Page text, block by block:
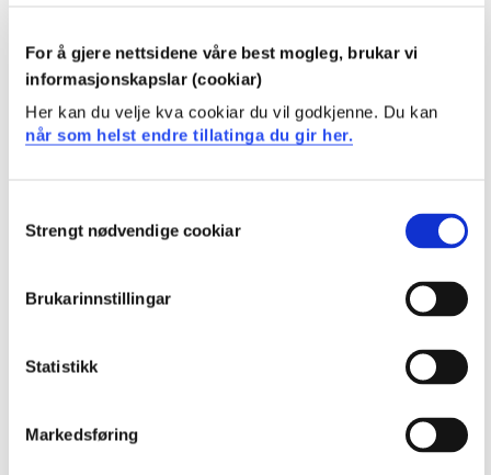
For å gjere nettsidene våre best mogleg, brukar vi
informasjonskapslar (cookiar)
Her kan du velje kva cookiar du vil godkjenne. Du kan
når som helst endre tillatinga du gir her.
Selection
Strengt nødvendige cookiar
Brukarinnstillingar
Statistikk
Markedsføring
DAT156 Praksis i arbeidslivet for data
2022-2023
DAT156 Praksis i arbeidslivet for data
DAT156 Praksis i arbeidslivet for data